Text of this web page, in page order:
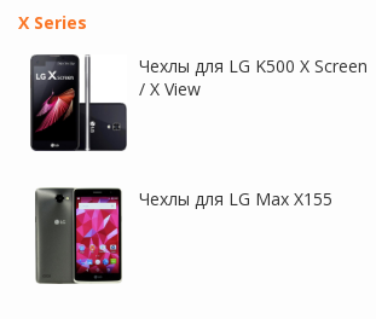
X Series
Чехлы для LG K500 X Screen
/ X View
Чехлы для LG Max X155